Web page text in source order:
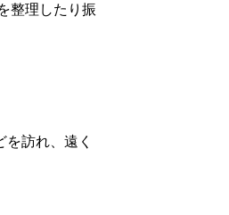
整理したり振
訪れ、遠く